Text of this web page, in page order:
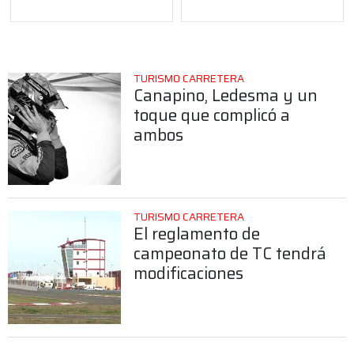
TURISMO CARRETERA
Canapino, Ledesma y un
toque que complicó a
ambos
TURISMO CARRETERA
El reglamento de
campeonato de TC tendrá
modificaciones